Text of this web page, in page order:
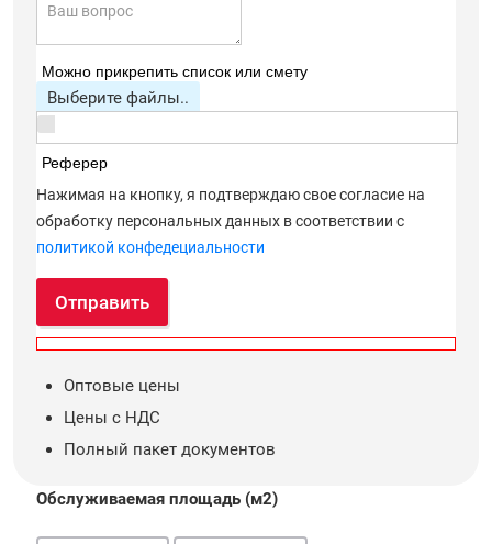
Можно прикрепить список или смету
Выберите файлы..
Реферер
Нажимая на кнопку, я подтверждаю свое согласие на
обработку персональных данных в соответствии с
политикой конфедециальности
Отправить
Оптовые цены
Цены с НДС
Полный пакет документов
Обслуживаемая площадь (м2)